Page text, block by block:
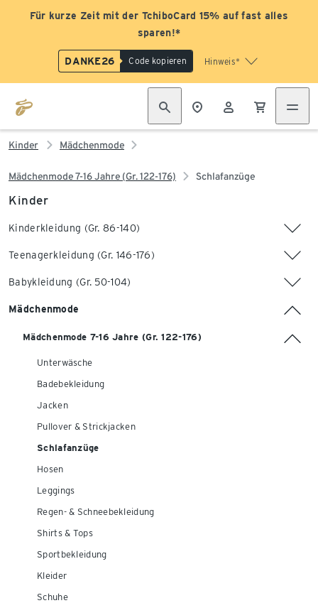
Für kurze Zeit mit der TchiboCard 15% auf fast alles
sparen!*
DANKE26 Code kopieren Hinweis*
Kinder Mädchenmode
Mädchenmode 7-16 Jahre (Gr. 122-176) Schlafanzüge
Kinder
Kinderkleidung (Gr. 86-140)
Teenagerkleidung (Gr. 146-176)
Babykleidung (Gr. 50-104)
Mädchenmode
Mädchenmode 7-16 Jahre (Gr. 122-176)
Unterwäsche
Badebekleidung
Jacken
Pullover & Strickjacken
Schlafanzüge
Hosen
Leggings
Regen- & Schneebekleidung
Shirts & Tops
Sportbekleidung
Kleider
Schuhe